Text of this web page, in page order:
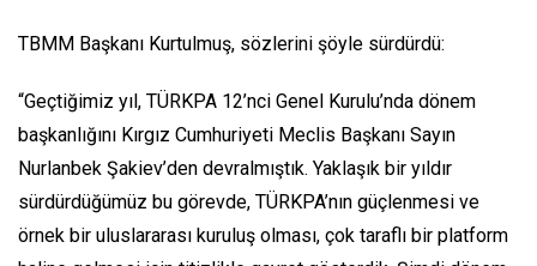
TBMM Başkanı Kurtulmuş, sözlerini şöyle sürdürdü:
“Geçtiğimiz yıl, TÜRKPA 12’nci Genel Kurulu’nda dönem
başkanlığını Kırgız Cumhuriyeti Meclis Başkanı Sayın
Nurlanbek Şakiev’den devralmıştık. Yaklaşık bir yıldır
sürdürdüğümüz bu görevde, TÜRKPA’nın güçlenmesi ve
örnek bir uluslararası kuruluş olması, çok taraflı bir platform